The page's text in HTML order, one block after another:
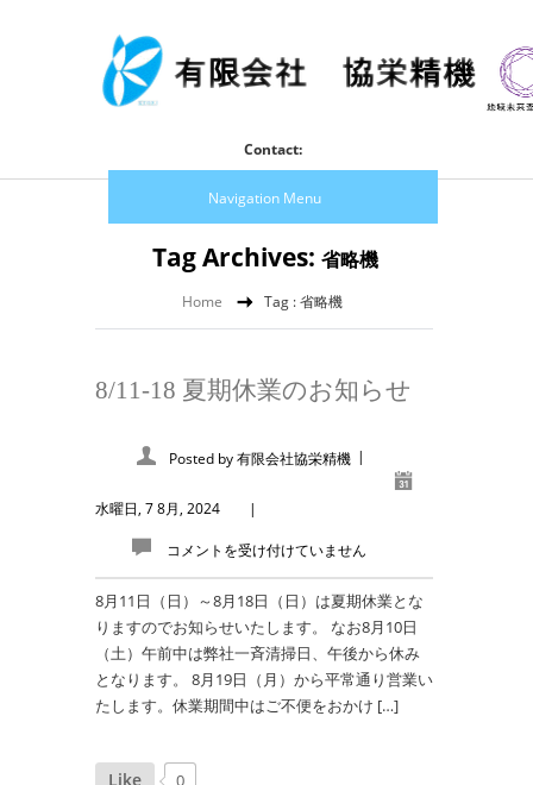
Contact:
Navigation Menu
Tag Archives:省略機
Home Tag : 省略機
8/11-18 夏期休業のお知らせ
Posted by有限会社協栄精機 |
水曜日, 7 8月, 2024 |
コメントを受け付けていません
8月11日（日）～8月18日（日）は夏期休業とな
りますのでお知らせいたします。 なお8月10日
（土）午前中は弊社一斉清掃日、午後から休み
となります。 8月19日（月）から平常通り営業い
たします。休業期間中はご不便をおかけ […]
Like